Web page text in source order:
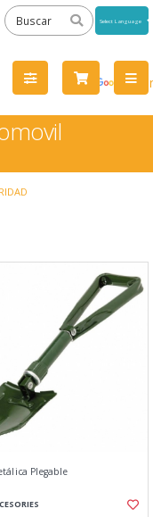
by
Plegable